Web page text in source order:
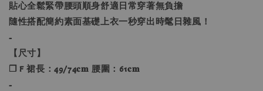
貼心全鬆緊帶腰頭順身舒適日常穿著無負擔
隨性搭配簡約素面基礎上衣一秒穿出時髦日雜風！
-
【尺寸】
❐ F 裙長：49/74𝐜𝐦 腰圍：61𝐜𝐦
-